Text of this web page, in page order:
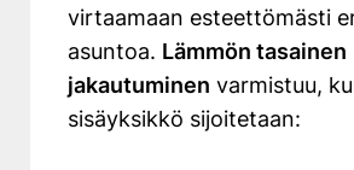
virtaamaan esteettömästi
asuntoa. Lämmön tasainen
jakautuminen varmistuu,
sisäyksikkö sijoitetaan: